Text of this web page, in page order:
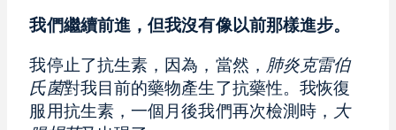
我們繼續前進，但我沒有像以前那樣進步。
我停止了抗生素，因為，當然， 肺炎克雷伯
氏菌對我目前的藥物產生了抗藥性。我恢復
服用抗生素，一個月後我們再次檢測時， 大